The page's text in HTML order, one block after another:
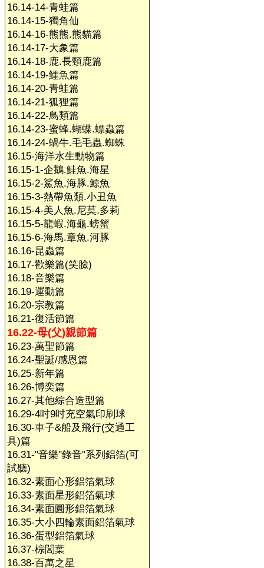
16.14-14-青蛙篇
16.14-15-獨角仙
16.14-16-熊熊.熊貓篇
16.14-17-大象篇
16.14-18-鹿.長頸鹿篇
16.14-19-鱷魚篇
16.14-20-青蛙篇
16.14-21-狐狸篇
16.14-22-鳥類篇
16.14-23-蜜蜂.蝴蝶.螵蟲篇
16.14-24-蝸牛.毛毛蟲.蜘蛛
16.15-海洋水生動物篇
16.15-1-企鵝.鮭魚.海星
16.15-2-鯊魚.海豚.鯨魚
16.15-3-熱帶魚類.小丑魚
16.15-4-美人魚.尼莫.多莉
16.15-5-龍蝦.海龜.螃蟹
16.15-6-海馬.章魚.河豚
16.16-昆蟲篇
16.17-歡樂篇(笑臉)
16.18-音樂篇
16.19-運動篇
16.20-宗教篇
16.21-復活節篇
16.22-母(父)親節篇
16.23-萬聖節篇
16.24-聖誕/感恩篇
16.25-新年篇
16.26-博奕篇
16.27-其他綜合造型篇
16.29-4吋9吋充空氣印刷球
16.30-車子&船及飛行(交通工
具)篇
16.31-"音樂"錄音"系列鋁箔(可
試聽)
16.32-素面心形鋁箔氣球
16.33-素面星形鋁箔氣球
16.34-素面圓形鋁箔氣球
16.35-大小四輪素面鋁箔氣球
16.36-蛋型鋁箔氣球
16.37-棕閭葉
16.38-百萬之星